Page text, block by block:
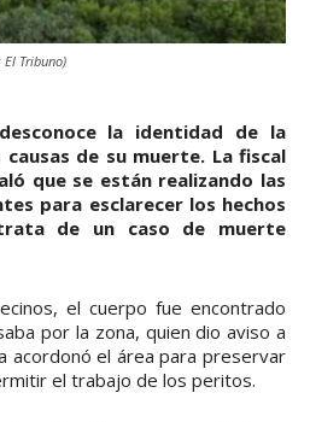
El Tribuno)
la identidad de la
de su muerte. La fiscal
que se están realizando las
para esclarecer los hechos
de un caso de muerte
el cuerpo fue encontrado
por la zona, quien dio aviso a
acordonó el área para preservar
el trabajo de los peritos.